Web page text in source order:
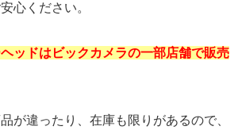
心ください。
ッドはビックカメラの一部店舗で販売
が違ったり、在庫も限りがあるので、